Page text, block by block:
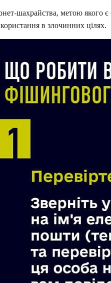
шахрайства, метою якого
в злочинних цілях.